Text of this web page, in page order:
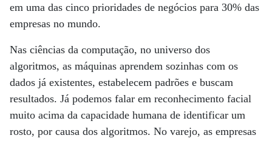
em uma das cinco prioridades de negócios para 30% das
empresas no mundo.
Nas ciências da computação, no universo dos
algoritmos, as máquinas aprendem sozinhas com os
dados já existentes, estabelecem padrões e buscam
resultados. Já podemos falar em reconhecimento facial
muito acima da capacidade humana de identificar um
rosto, por causa dos algoritmos. No varejo, as empresas